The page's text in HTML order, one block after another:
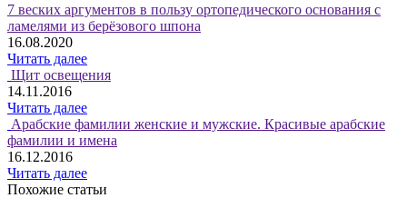
7 веских аргументов в пользу ортопедического основания с
ламелями из берёзового шпона
16.08.2020
Читать далее
Щит освещения
14.11.2016
Читать далее
Арабские фамилии женские и мужские. Красивые арабские
фамилии и имена
16.12.2016
Читать далее
Похожие статьи